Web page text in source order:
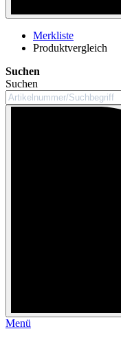
Merkliste
Produktvergleich
Suchen
Suchen
Menü